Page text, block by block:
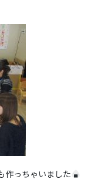
作っちゃいました